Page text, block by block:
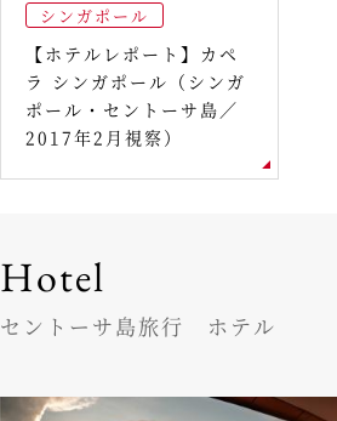
シンガポール
【ホテルレポート】カペ
ラ シンガポール（シンガ
ポール・セントーサ島／
2017年2月視察）
Hotel
セントーサ島旅行 ホテル